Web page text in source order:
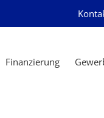
Finanzierung